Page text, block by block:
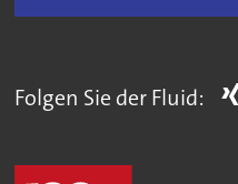
Folgen Sie der Fluid: